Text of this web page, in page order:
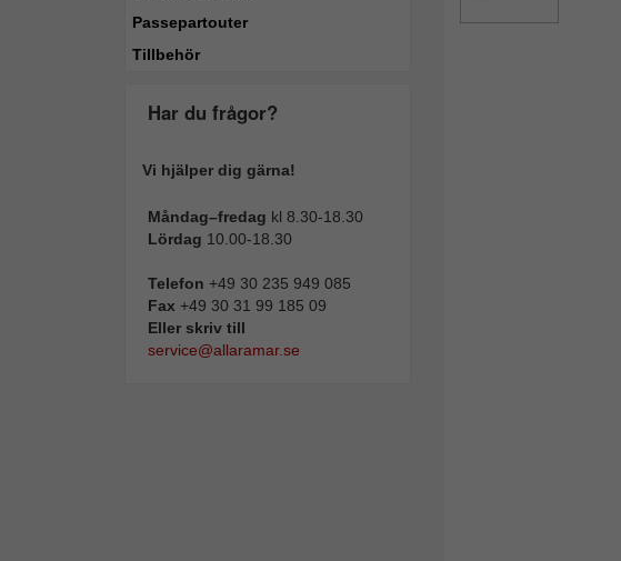
Passepartouter
Tillbehör
Har du frågor?
Vi hjälper dig gärna!
Måndag–fredag kl 8.30-18.30
Lördag 10.00-18.30
Telefon +49 30 235 949 085
Fax +49 30 31 99 185 09
Eller skriv till
service@allaramar.se